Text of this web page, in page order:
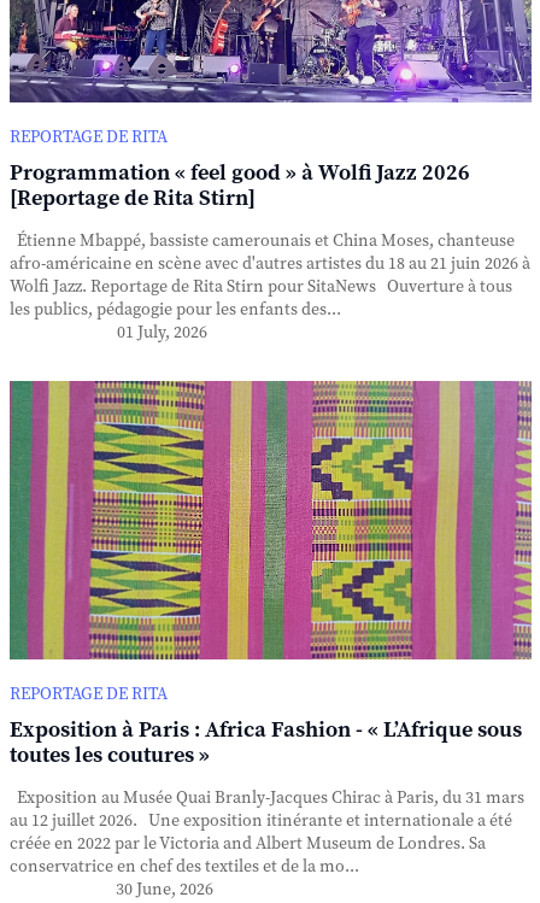
REPORTAGE DE RITA
Programmation « feel good » à Wolfi Jazz 2026
[Reportage de Rita Stirn]
Étienne Mbappé, bassiste camerounais et China Moses, chanteuse
afro-américaine en scène avec d'autres artistes du 18 au 21 juin 2026 à
Wolfi Jazz. Reportage de Rita Stirn pour SitaNews Ouverture à tous
les publics, pédagogie pour les enfants des...
01 July, 2026
REPORTAGE DE RITA
Exposition à Paris : Africa Fashion - « L’Afrique sous
toutes les coutures »
Exposition au Musée Quai Branly-Jacques Chirac à Paris, du 31 mars
au 12 juillet 2026. Une exposition itinérante et internationale a été
créée en 2022 par le Victoria and Albert Museum de Londres. Sa
conservatrice en chef des textiles et de la mo...
30 June, 2026